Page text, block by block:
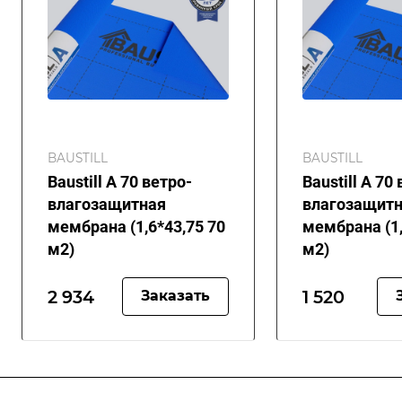
BAUSTILL
Baustill А 70 ветро-
влагозащитная
мембрана (1,6*43,75 70
м2)
2 934 Заказать
BAUSTILL
Baustill А 70
мембрана
м2)
1 520